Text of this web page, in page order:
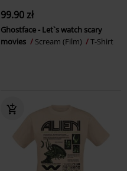
99.90 zł
Ghostface - Let`s watch scary
movies
Scream (Film) T-Shirt